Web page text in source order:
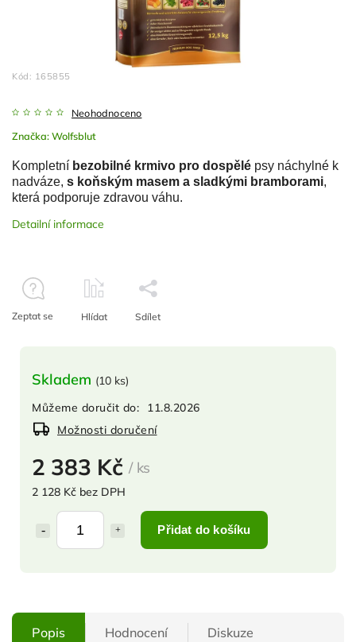
Kód: 165855
Neohodnoceno
Značka:Wolfsblut
2 383 Kč/ ks
2 128 Kč bez DPH
Přidat do košíku
Skladem (10 ks)
Můžeme doručit do:
11.8.2026
Možnosti doručení
Kompletní bezobilné krmivo pro dospělé psy náchylné k
nadváze, s koňským masem a sladkými bramborami,
která podporuje zdravou váhu.
Detailní informace
Zeptat se Hlídat Sdílet
Popis Hodnocení Diskuze